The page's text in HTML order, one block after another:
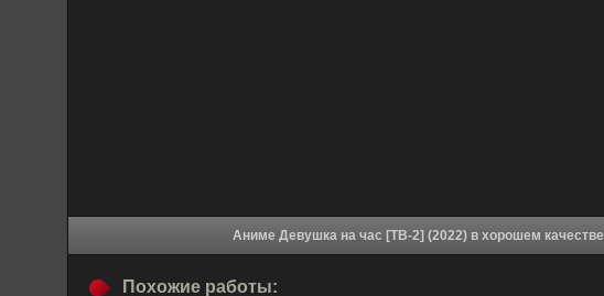
Аниме Девушка на час [ТВ-2] (2022) в хорошем качестве
Похожие работы: